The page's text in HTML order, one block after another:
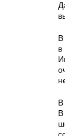
В
в
В
В